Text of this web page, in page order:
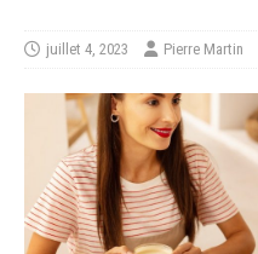
juillet 4, 2023 Pierre Martin